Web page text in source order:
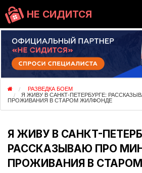
НЕ СИДИТСЯ
РАЗВЕДКА БОЕМ
Я ЖИВУ В САНКТ-ПЕТЕРБУРГЕ:
ПРОЖИВАНИЯ В СТАРОМ ЖИЛФОНДЕ
Я ЖИВУ В САНКТ-
РАССКАЗЫВАЮ ПРО
ПРОЖИВАНИЯ В